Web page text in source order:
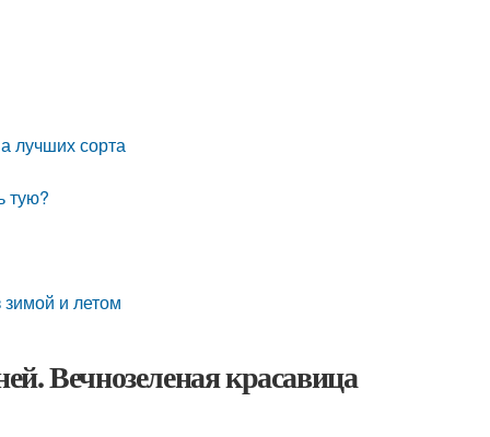
лучших сорта
тую?
зимой и летом
Вечнозеленая красавица